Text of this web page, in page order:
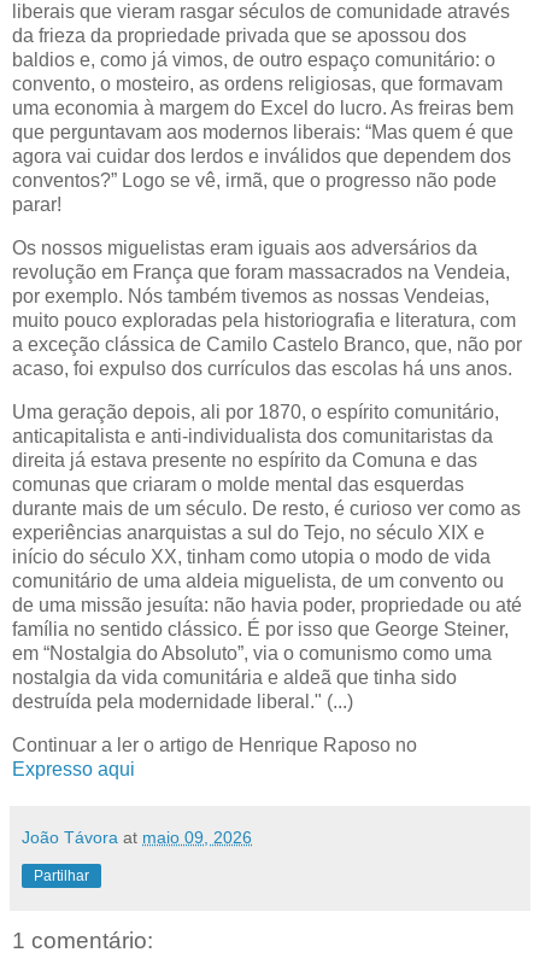
liberais que vieram rasgar séculos de comunidade através
da frieza da propriedade privada que se apossou dos
baldios e, como já vimos, de outro espaço comunitário: o
convento, o mosteiro, as ordens religiosas, que formavam
uma economia à margem do Excel do lucro. As freiras bem
que perguntavam aos modernos liberais: “Mas quem é que
agora vai cuidar dos lerdos e inválidos que dependem dos
conventos?” Logo se vê, irmã, que o progresso não pode
parar!
Os nossos miguelistas eram iguais aos adversários da
revolução em França que foram massacrados na Vendeia,
por exemplo. Nós também tivemos as nossas Vendeias,
muito pouco exploradas pela historiografia e literatura, com
a exceção clássica de Camilo Castelo Branco, que, não por
acaso, foi expulso dos currículos das escolas há uns anos.
Uma geração depois, ali por 1870, o espírito comunitário,
anticapitalista e anti-individualista dos comunitaristas da
direita já estava presente no espírito da Comuna e das
comunas que criaram o molde mental das esquerdas
durante mais de um século. De resto, é curioso ver como as
experiências anarquistas a sul do Tejo, no século XIX e
início do século XX, tinham como utopia o modo de vida
comunitário de uma aldeia miguelista, de um convento ou
de uma missão jesuíta: não havia poder, propriedade ou até
família no sentido clássico. É por isso que George Steiner,
em “Nostalgia do Absoluto”, via o comunismo como uma
nostalgia da vida comunitária e aldeã que tinha sido
destruída pela modernidade liberal." (...)
Continuar a ler o artigo de Henrique Raposo no
Expresso aqui
João Távora at maio 09, 2026
Partilhar
1 comentário: